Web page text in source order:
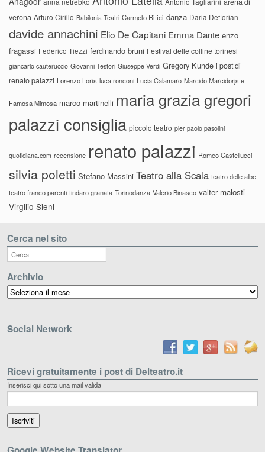
verona Arturo Cirillo Babilonia Teatri Carmelo Rifici danza Daria Deflorian
davide annachini Elio De Capitani Emma Dante enzo
fragassi Federico Tiezzi ferdinando bruni Festival delle colline torinesi
giancarlo cauteruccio Giovanni Testori Giuseppe Verdi Gregory Kunde i post di
renato palazzi Lorenzo Loris luca ronconi Lucia Calamaro Marcido Marcidorjs e
Famosa Mimosa marco martinelli maria grazia gregori
palazzi consiglia piccolo teatro pier paolo pasolini
quotidiana.com recensione renato palazzi Romeo Castellucci
silvia poletti Stefano Massini Teatro alla Scala teatro delle albe
teatro franco parenti tindaro granata Torinodanza Valerio Binasco valter malosti
Virgilio Sieni
Cerca nel sito
Archivio
Archivio
Social Network
Ricevi gratuitamente i post di Delteatro.it
Inserisci qui sotto una mail valida